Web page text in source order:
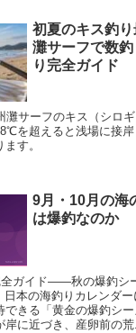
初夏のキス釣
灘サーフで数
り完全ガイド
灘サーフのキス（シロ
を超えると浅場に接
す。
9月・10月の
は爆釣なのか
ガイド——秋の爆釣シ
本の海釣りカレンダ
できる「黄金の爆釣シ
岸に近づき、産卵前の